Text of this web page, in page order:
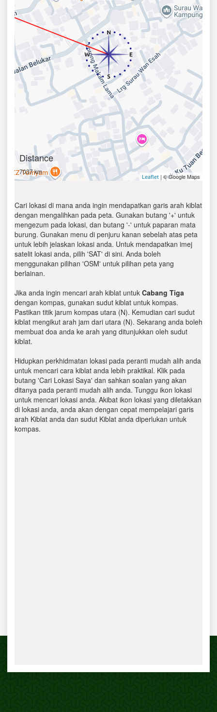
Distance
7037 km
Leaflet | © Google Maps
Cari lokasi di mana anda ingin mendapatkan garis arah kiblat
dengan mengalihkan pada peta. Gunakan butang '+' untuk
mengezum pada lokasi, dan butang '-' untuk paparan mata
burung. Gunakan menu di penjuru kanan sebelah atas peta
untuk lebih jelaskan lokasi anda. Untuk mendapatkan imej
satelit lokasi anda, pilih 'SAT' di sini. Anda boleh
menggunakan pilihan 'OSM' untuk pilihan peta yang
berlainan.
Jika anda ingin mencari arah kiblat untuk Cabang Tiga
dengan kompas, gunakan sudut kiblat untuk kompas.
Pastikan titik jarum kompas utara (N). Kemudian cari sudut
kiblat mengikut arah jam dari utara (N). Sekarang anda boleh
membuat doa anda ke arah yang ditunjukkan oleh sudut
kiblat.
Hidupkan perkhidmatan lokasi pada peranti mudah alih anda
untuk mencari cara kiblat anda lebih praktikal. Klik pada
butang 'Cari Lokasi Saya' dan sahkan soalan yang akan
ditanya pada peranti mudah alih anda. Tunggu ikon lokasi
untuk mencari lokasi anda. Akibat ikon lokasi yang diletakkan
di lokasi anda, anda akan dengan cepat mempelajari garis
arah Kiblat anda dan sudut Kiblat anda diperlukan untuk
kompas.